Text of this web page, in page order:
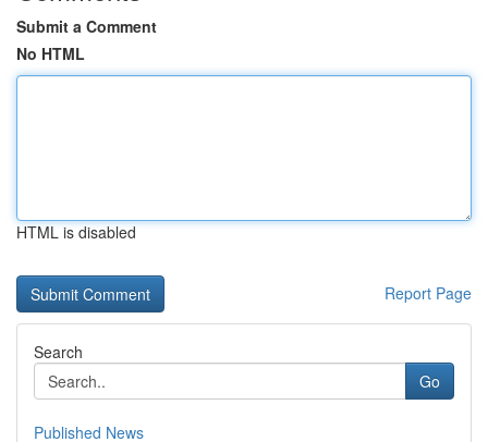
Submit a Comment
No HTML
HTML is disabled
Report Page
Search
Go
Published News